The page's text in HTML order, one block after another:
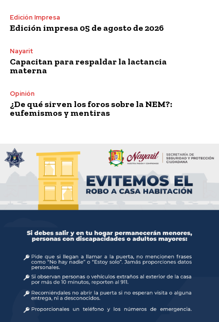
Edición Impresa
Edición impresa 05 de agosto de 2026
Nayarit
Capacitan para respaldar la lactancia
materna
Opinión
¿De qué sirven los foros sobre la NEM?:
eufemismos y mentiras